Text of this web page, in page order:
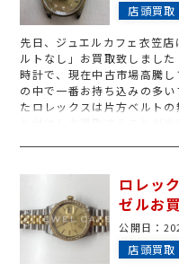
店頭買取
先日、ジュエルカフェ衣笠
ルトなし」お買取致しまし
時計で、現在中古市場高騰
の中で一番お持ち込みの多
たロレックスは片方ベルト
お付けしお買取することが
有無・破損箇所の有無・オ
高くお買取するとこが可能で
定のみ大歓迎です!ロレック
お任せください◎
ロレック
ゼルお
公開日：
店頭買取